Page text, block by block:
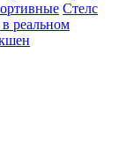
Стелс
реальном